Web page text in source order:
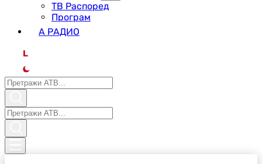
ТВ Распоред
Програм
А РАДИО
L